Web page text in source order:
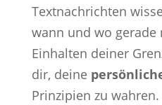
Textnachrichten
wann und wo gerade
Einhalten deiner
dir, deine
Prinzipien zu wahren.